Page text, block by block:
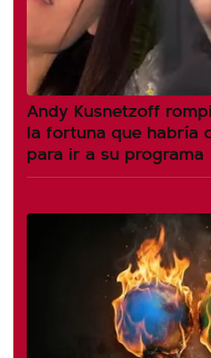
Andy Kusnetzoff
la fortuna que habría
para ir a su programa